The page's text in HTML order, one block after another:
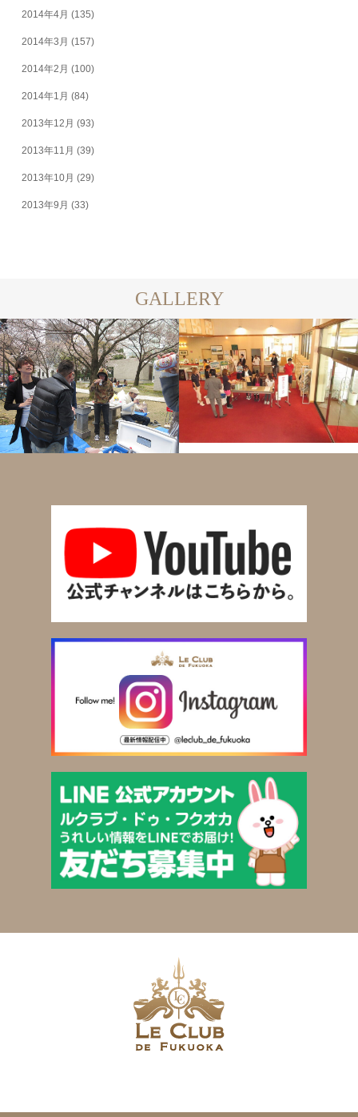
2014年4月 (135)
2014年3月 (157)
2014年2月 (100)
2014年1月 (84)
2013年12月 (93)
2013年11月 (39)
2013年10月 (29)
2013年9月 (33)
GALLERY